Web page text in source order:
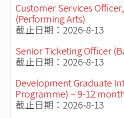
Customer Services
(Performing Arts)
截止日期：2026-8-13
Senior Ticketing Officer
截止日期：2026-8-13
Development Graduate
Programme) – 9-12
截止日期：2026-8-13